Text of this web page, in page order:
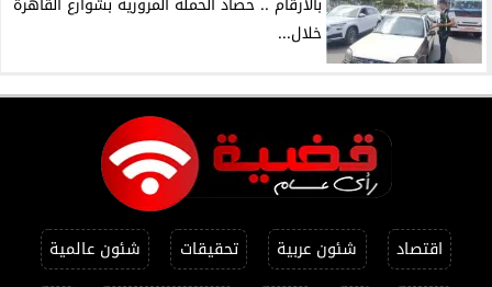
خلال...
اقتصاد شئون عربية تحقيقات
شئون عالمية